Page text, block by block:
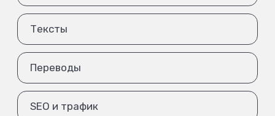
Тексты
Переводы
SEO и трафик